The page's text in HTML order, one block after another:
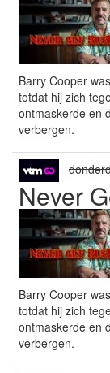
Barry Cooper
totdat hij zich
ontmaskerde en
verbergen.
Never
Barry Cooper
totdat hij zich
ontmaskerde en
verbergen.